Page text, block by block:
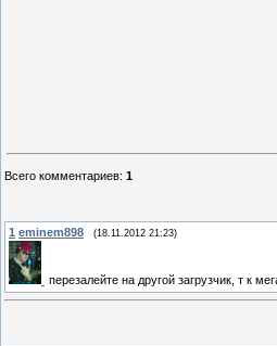
Всего комментариев: 1
1 eminem898 (18.11.2012 21:23)
перезалейте на другой загрузчик, т к